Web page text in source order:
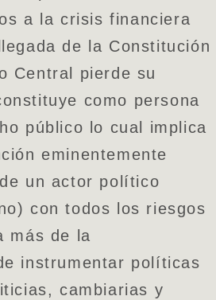
a la crisis financiera
de la Constitución
Central pierde su
como persona
público lo cual implica
eminentemente
un actor político
con todos los riesgos
más de la
instrumentar políticas
cambiarias y